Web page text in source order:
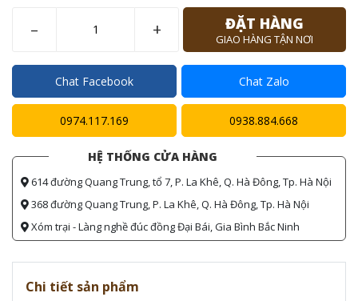
– + ĐẶT HÀNG
GIAO HÀNG TẬN NƠI
Chat Facebook Chat Zalo
0974.117.169 0938.884.668
HỆ THỐNG CỬA HÀNG
614 đường Quang Trung, tổ 7, P. La Khê, Q. Hà Đông, Tp. Hà Nội
368 đường Quang Trung, P. La Khê, Q. Hà Đông, Tp. Hà Nội
Xóm trại - Làng nghề đúc đồng Đại Bái, Gia Bình Bắc Ninh
Chi tiết sản phẩm